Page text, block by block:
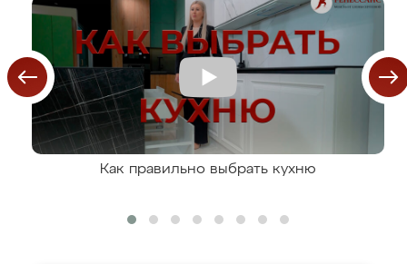
Как правильно выбрать кухню